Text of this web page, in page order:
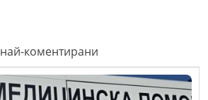
най-коментирани